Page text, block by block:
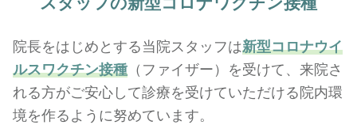
院長をはじめとする当院スタッフは新型コロナウイ
ルスワクチン接種 （ファイザー）を受けて、来院さ
れる方がご安心して診療を受けていただける院内環
境を作るように努めています。